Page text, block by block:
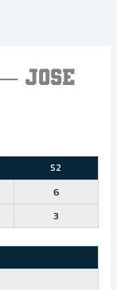
JOSE
S2
6
3